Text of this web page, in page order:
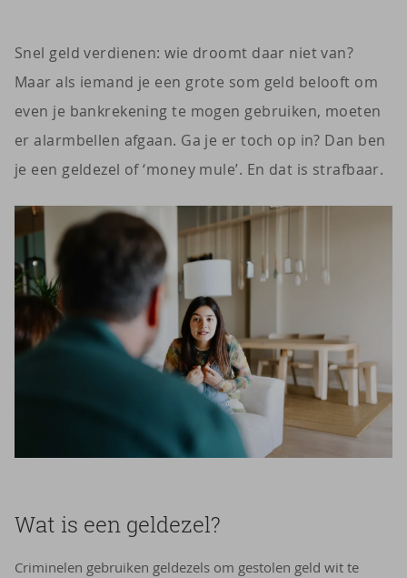
Snel geld verdienen: wie droomt daar niet van?
Maar als iemand je een grote som geld belooft om
even je bankrekening te mogen gebruiken, moeten
er alarmbellen afgaan. Ga je er toch op in? Dan ben
je een geldezel of ‘money mule’. En dat is strafbaar.
Wat is een geldezel?
Criminelen gebruiken geldezels om gestolen geld wit te